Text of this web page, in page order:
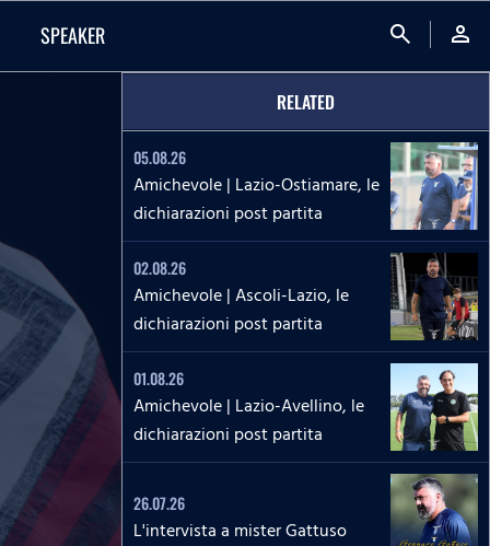
SPEAKER search person
RELATED
05.08.26
Amichevole | Lazio-Ostiamare, le
dichiarazioni post partita
02.08.26
Amichevole | Ascoli-Lazio, le
dichiarazioni post partita
01.08.26
Amichevole | Lazio-Avellino, le
dichiarazioni post partita
26.07.26
L'intervista a mister Gattuso